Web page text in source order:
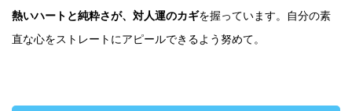
熱いハートと純粋さが、対人運のカギを握っています。自分の素
直な心をストレートにアピールできるよう努めて。